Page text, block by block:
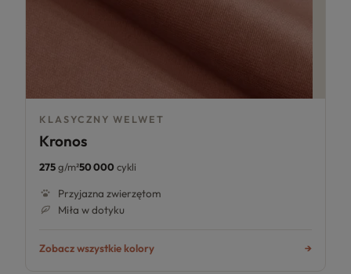
KLASYCZNY WELWET
Kronos
275g/m²50 000cykli
Przyjazna zwierzętom
Miła w dotyku
Zobacz wszystkie kolory